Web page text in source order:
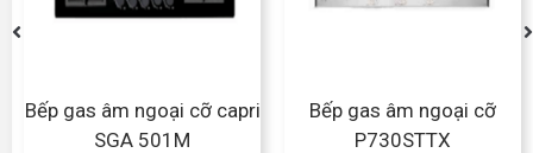
Bếp gas âm ngoại cỡ capri
SGA 501M
Bếp gas âm ngoại cỡ
P730STTX